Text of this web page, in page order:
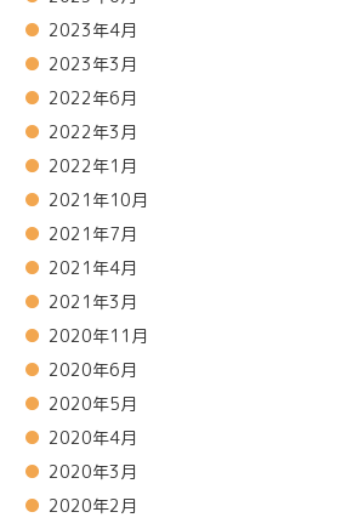
2023年4月
2023年3月
2022年6月
2022年3月
2022年1月
2021年10月
2021年7月
2021年4月
2021年3月
2020年11月
2020年6月
2020年5月
2020年4月
2020年3月
2020年2月